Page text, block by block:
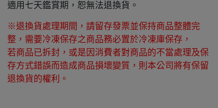
適用七天鑑賞期，恕無法退換貨。
※退換貨處理期間，請留存發票並保持商品整體完
整，需要冷凍保存之商品務必置於冷凍庫保存，
若商品已拆封，或是因消費者對商品的不當處理及保
存方式錯誤而造成商品損壞變質，則本公司將有保留
退換貨的權利。